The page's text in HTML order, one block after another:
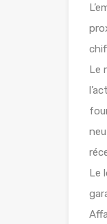
Le
Le